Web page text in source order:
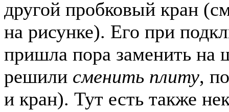
другой пробковый кран
на рисунке). Его при
пришла пора заменить на
решили сменить плиту,
и кран). Тут есть также